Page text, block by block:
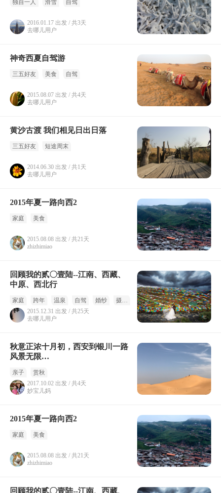
独自一人 滑雪 自驾
2016.01.17 出发 / 共3天
去哪儿用户
神奇西夏自驾游
三五好友 美食 自驾
2015.08.07 出发 / 共4天
去哪儿用户
黄沙古渡 我们相见日出日落
三五好友 短途周末
2014.06.30 出发 / 共1天
去哪儿用户
2015年夏一路向西2
家庭 美食
2015.08.08 出发 / 共21天
zhizhimiao
回顾我的贰〇壹陆--江南、西藏、
中原、西北行
家庭 跨年 温泉 自驾 婚纱
摄影
2015.12.31 出发 / 共25天
去哪儿用户
秋意正浓十月初，西安到银川一路
风景无限…
亲子
赏秋
2017.10.02 出发 / 共4天
妙宝儿妈
2015年夏一路向西2
家庭 美食
2015.08.08 出发 / 共21天
zhizhimiao
回顾我的贰〇壹陆--江南、西藏、